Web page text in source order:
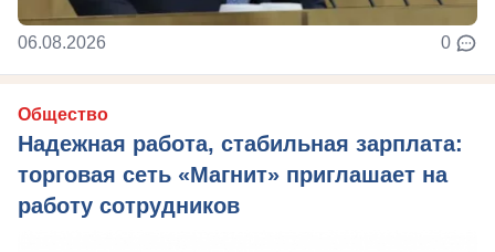
06.08.2026 0
Общество
Надежная работа, стабильная зарплата:
торговая сеть «Магнит» приглашает на
работу сотрудников